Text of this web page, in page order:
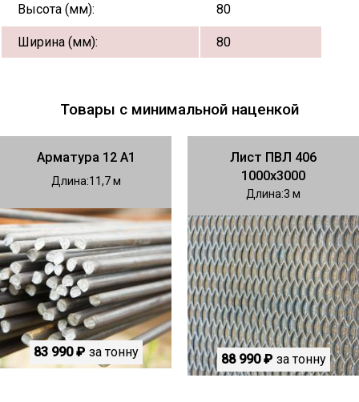
Высота (мм): 80
Ширина (мм): 80
Товары с минимальной наценкой
Арматура 12 А1
Длина 11,7
83 990 ₽ за тонну
Лист ПВЛ 406
1000х3000
Длина 3
88 990 ₽ за тонну